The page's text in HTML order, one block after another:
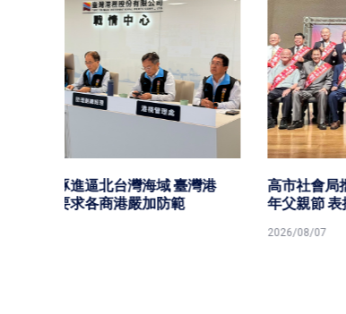
高市社會局攜手福澤基金會歡慶115
年父親節 表揚第51屆23名模範父親